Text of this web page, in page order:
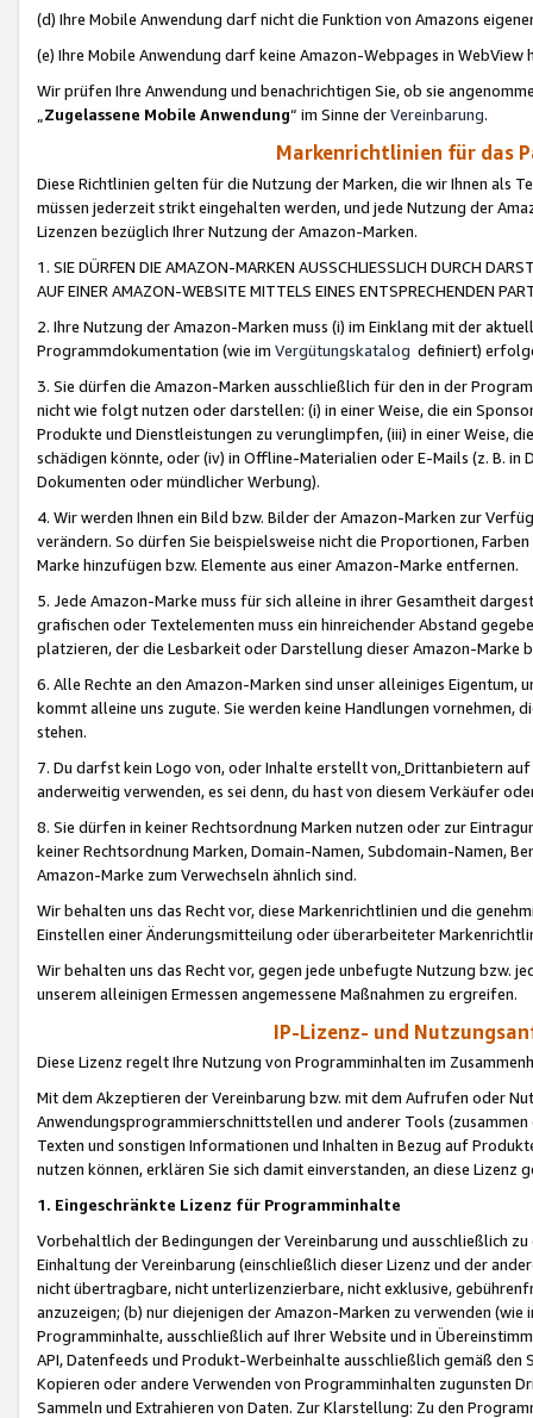
(d) Ihre Mobile Anwendung darf nicht die Funktion von Amazons
(e) Ihre Mobile Anwendung darf keine Amazon-Webpages in WebView
Wir prüfen Ihre Anwendung und benachrichtigen Sie, ob sie
„Zugelassene Mobile Anwendung“ im Sinne derVereinbarung.
Markenrichtlinien für das
Diese Richtlinien gelten für die Nutzung der Marken, die wir Ihnen als
müssen jederzeit strikt eingehalten werden, und jede Nutzung der
Lizenzen bezüglich Ihrer Nutzung der Amazon-Marken.
1. SIE DÜRFEN DIE AMAZON-MARKEN AUSSCHLIESSLICH DURCH
AUF EINER AMAZON-WEBSITE MITTELS EINES ENTSPRECHENDEN
2. Ihre Nutzung der Amazon-Marken muss (i) im Einklang mit der
Programmdokumentation (wie im Vergütungskatalog definiert)
3. Sie dürfen die Amazon-Marken ausschließlich für den in der
nicht wie folgt nutzen oder darstellen: (i) in einer Weise, die ein
Produkte und Dienstleistungen zu verunglimpfen, (iii) in einer Weise,
schädigen könnte, oder (iv) in Offline-Materialien oder E-Mails (z. B. in
Dokumenten oder mündlicher Werbung).
4. Wir werden Ihnen ein Bild bzw. Bilder der Amazon-Marken zur
verändern. So dürfen Sie beispielsweise nicht die Proportionen,
Marke hinzufügen bzw. Elemente aus einer Amazon-Marke entfernen.
5. Jede Amazon-Marke muss für sich alleine in ihrer Gesamtheit
grafischen oder Textelementen muss ein hinreichender Abstand
platzieren, der die Lesbarkeit oder Darstellung dieser Amazon-Marke
6. Alle Rechte an den Amazon-Marken sind unser alleiniges
kommt alleine uns zugute. Sie werden keine Handlungen vornehmen,
stehen.
7. Du darfst kein Logo von, oder Inhalte erstellt von,Drittanbietern auf
anderweitig verwenden, es sei denn, du hast von diesem Verkäufer
8. Sie dürfen in keiner Rechtsordnung Marken nutzen oder zur
keiner Rechtsordnung Marken, Domain-Namen, Subdomain-Namen,
Amazon-Marke zum Verwechseln ähnlich sind.
Wir behalten uns das Recht vor, diese Markenrichtlinien und die
Einstellen einer Änderungsmitteilung oder überarbeiteter
Wir behalten uns das Recht vor, gegen jede unbefugte Nutzung bzw.
unserem alleinigen Ermessen angemessene Maßnahmen zu ergreifen.
IP-Lizenz- und
Diese Lizenz regelt Ihre Nutzung von Programminhalten im
Mit dem Akzeptieren der Vereinbarung bzw. mit dem Aufrufen oder
Anwendungsprogrammierschnittstellen und anderer Tools (zusammen
Texten und sonstigen Informationen und Inhalten in Bezug auf
nutzen können, erklären Sie sich damit einverstanden, an diese Lizenz
1. Eingeschränkte Lizenz für Programminhalte
Vorbehaltlich der Bedingungen der Vereinbarung und ausschließlich
Einhaltung der Vereinbarung (einschließlich dieser Lizenz und der
nicht übertragbare, nicht unterlizenzierbare, nicht exklusive,
anzuzeigen; (b) nur diejenigen der Amazon-Marken zu verwenden
Programminhalte, ausschließlich auf Ihrer Website und in
API, Datenfeeds und Produkt-Werbeinhalte ausschließlich gemäß
Kopieren oder andere Verwenden von Programminhalten zugunsten
Sammeln und Extrahieren von Daten. Zur Klarstellung: Zu den